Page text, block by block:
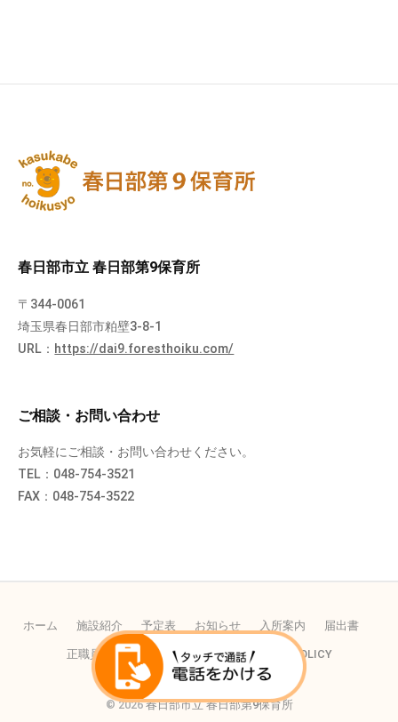
春日部市立 春日部第9保育所
〒344-0061
埼玉県春日部市粕壁3-8-1
URL： https://dai9.foresthoiku.com/
ご相談・お問い合わせ
お気軽にご相談・お問い合わせください。
TEL：048-754-3521
FAX：048-754-3522
ホーム 施設紹介 予定表 お知らせ 入所案内 届出書
正職員の採用 パートの採用 PRIVACY POLICY
© 2026春日部市立 春日部第9保育所